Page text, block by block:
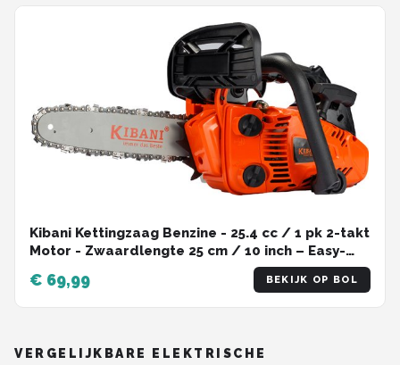
Kibani Kettingzaag Benzine - 25.4 cc / 1 pk 2-takt
Motor - Zwaardlengte 25 cm / 10 inch – Easy-
€ 69,99 BEKIJK OP BOL
VERGELIJKBARE ELEKTRISCHE